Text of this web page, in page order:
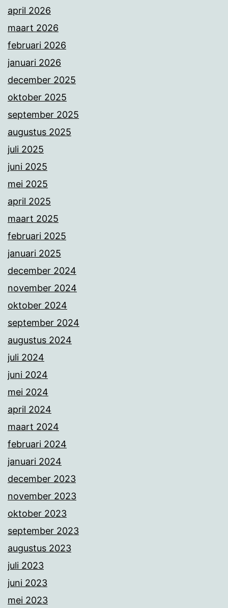
april 2026
maart 2026
februari 2026
januari 2026
december 2025
oktober 2025
september 2025
augustus 2025
juli 2025
juni 2025
mei 2025
april 2025
maart 2025
februari 2025
januari 2025
december 2024
november 2024
oktober 2024
september 2024
augustus 2024
juli 2024
juni 2024
mei 2024
april 2024
maart 2024
februari 2024
januari 2024
december 2023
november 2023
oktober 2023
september 2023
augustus 2023
juli 2023
juni 2023
mei 2023